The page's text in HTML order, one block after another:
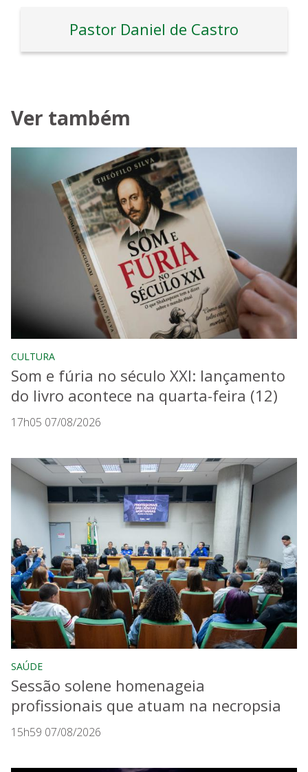
Pastor Daniel de Castro
Ver também
CULTURA
Som e fúria no século XXI: lançamento
do livro acontece na quarta-feira (12)
17h05 07/08/2026
SAÚDE
Sessão solene homenageia
profissionais que atuam na necropsia
15h59 07/08/2026